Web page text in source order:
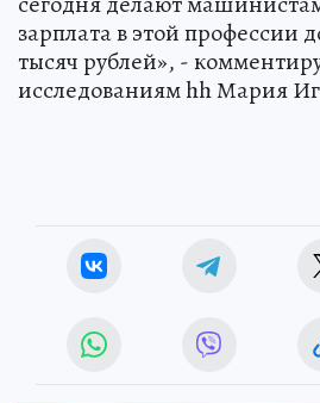
зарплата в этой профессии
тысяч рублей», -
исследованиям hh Мария